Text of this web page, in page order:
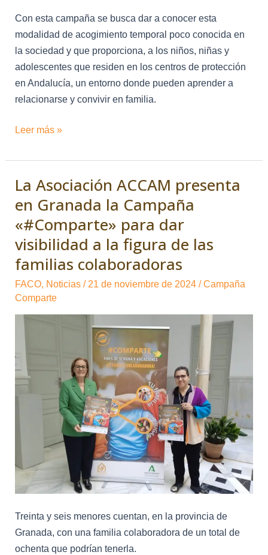
Con esta campaña se busca dar a conocer esta
modalidad de acogimiento temporal poco conocida en
la sociedad y que proporciona, a los niños, niñas y
adolescentes que residen en los centros de protección
en Andalucía, un entorno donde pueden aprender a
relacionarse y convivir en familia.
Leer más »
La Asociación ACCAM presenta
en Granada la Campaña
«#Comparte» para dar
visibilidad a la figura de las
familias colaboradoras
FACO, Noticias/ 21 de noviembre de 2024 /Campaña
Comparte
Treinta y seis menores cuentan, en la provincia de
Granada, con una familia colaboradora de un total de
ochenta que podrían tenerla.
La
Asociación
presenta
en
Granada
la
Campaña
«#Comparte»
visibilidad
a
colaboradoras